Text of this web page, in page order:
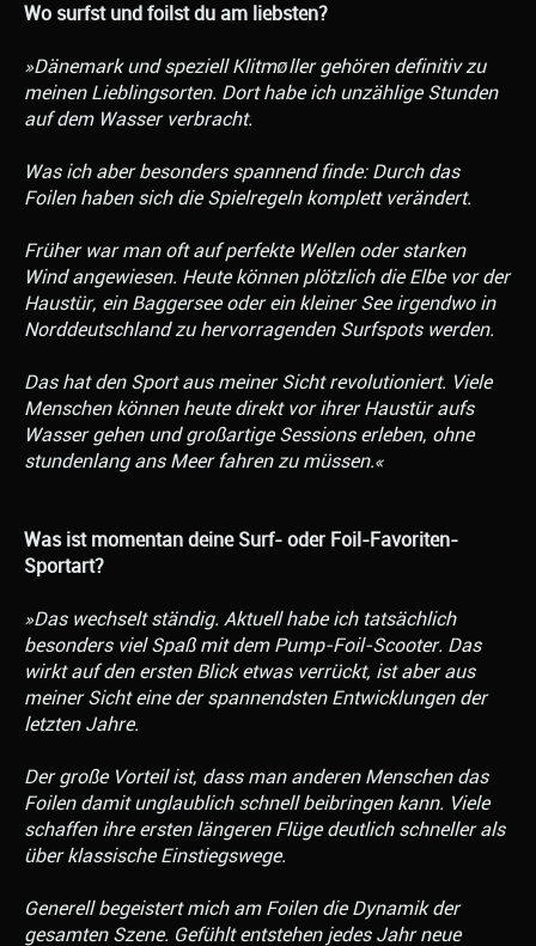
Wo surfst und foilst du am liebsten?
»Dänemark und speziell Klitmøller gehören definitiv zu
meinen Lieblingsorten. Dort habe ich unzählige Stunden
auf dem Wasser verbracht.
Was ich aber besonders spannend finde: Durch das
Foilen haben sich die Spielregeln komplett verändert.
Früher war man oft auf perfekte Wellen oder starken
Wind angewiesen. Heute können plötzlich die Elbe vor der
Haustür, ein Baggersee oder ein kleiner See irgendwo in
Norddeutschland zu hervorragenden Surfspots werden.
Das hat den Sport aus meiner Sicht revolutioniert. Viele
Menschen können heute direkt vor ihrer Haustür aufs
Wasser gehen und großartige Sessions erleben, ohne
stundenlang ans Meer fahren zu müssen.«
Was ist momentan deine Surf- oder Foil-Favoriten-
Sportart?
»Das wechselt ständig. Aktuell habe ich tatsächlich
besonders viel Spaß mit dem Pump-Foil-Scooter. Das
wirkt auf den ersten Blick etwas verrückt, ist aber aus
meiner Sicht eine der spannendsten Entwicklungen der
letzten Jahre.
Der große Vorteil ist, dass man anderen Menschen das
Foilen damit unglaublich schnell beibringen kann. Viele
schaffen ihre ersten längeren Flüge deutlich schneller als
über klassische Einstiegswege.
Generell begeistert mich am Foilen die Dynamik der
gesamten Szene. Gefühlt entstehen jedes Jahr neue